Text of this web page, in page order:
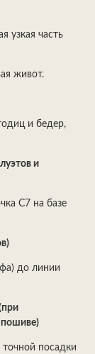
узкая часть
живот.
и бедер,
и
C7 на базе
до линии
посадки